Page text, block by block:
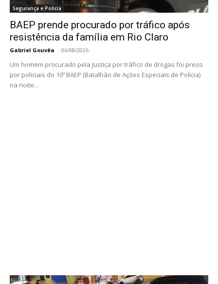
Segurança e Polícia
BAEP prende procurado por tráfico após
resistência da família em Rio Claro
Gabriel Gouvêa - 06/08/2026
Um homem procurado pela Justiça por tráfico de drogas foi preso
por policiais do 10º BAEP (Batalhão de Ações Especiais de Polícia)
na noite...